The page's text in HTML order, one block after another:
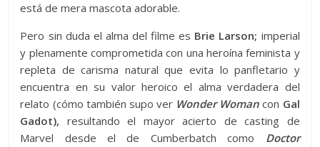
está de mera mascota adorable.
Pero sin duda el alma del filme es Brie Larson; imperial
y plenamente comprometida con una heroína feminista y
repleta de carisma natural que evita lo panfletario y
encuentra en su valor heroico el alma verdadera del
relato (cómo también supo ver Wonder Woman con Gal
Gadot), resultando el mayor acierto de casting de
Marvel desde el de Cumberbatch como Doctor